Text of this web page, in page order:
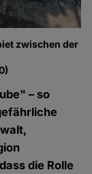
zwischen der
– so
die Rolle